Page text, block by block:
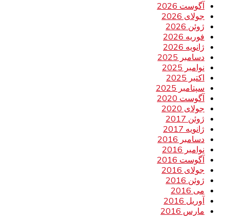
آگوست 2026
جولای 2026
ژوئن 2026
فوریه 2026
ژانویه 2026
دسامبر 2025
نوامبر 2025
اکتبر 2025
سپتامبر 2025
آگوست 2020
جولای 2020
ژوئن 2017
ژانویه 2017
دسامبر 2016
نوامبر 2016
آگوست 2016
جولای 2016
ژوئن 2016
می 2016
آوریل 2016
مارس 2016